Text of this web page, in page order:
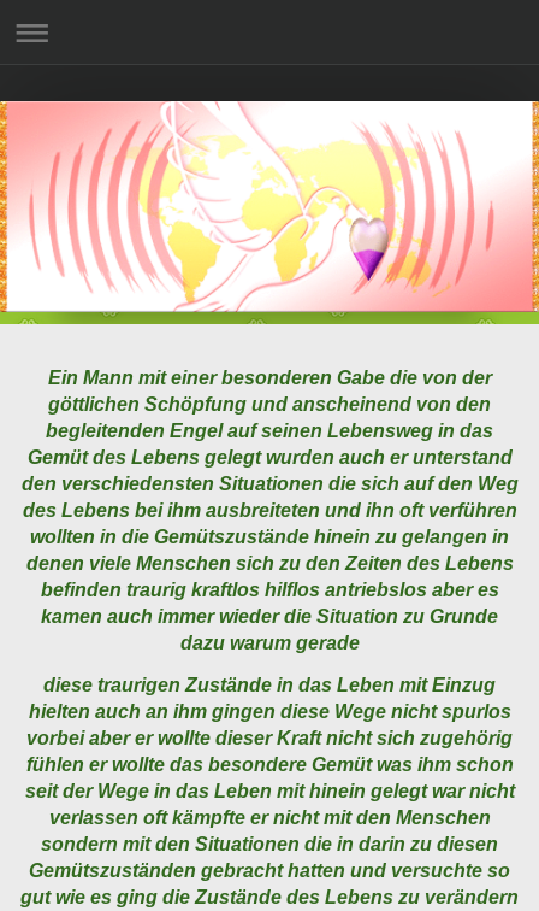
Ein Mann mit einer besonderen Gabe die von der
göttlichen Schöpfung und anscheinend von den
begleitenden Engel auf seinen Lebensweg in das
Gemüt des Lebens gelegt wurden auch er unterstand
den verschiedensten Situationen die sich auf den Weg
des Lebens bei ihm ausbreiteten und ihn oft verführen
wollten in die Gemütszustände hinein zu gelangen in
denen viele Menschen sich zu den Zeiten des Lebens
befinden traurig kraftlos hilflos antriebslos aber es
kamen auch immer wieder die Situation zu Grunde
dazu warum gerade
diese traurigen Zustände in das Leben mit Einzug
hielten auch an ihm gingen diese Wege nicht spurlos
vorbei aber er wollte dieser Kraft nicht sich zugehörig
fühlen er wollte das besondere Gemüt was ihm schon
seit der Wege in das Leben mit hinein gelegt war nicht
verlassen oft kämpfte er nicht mit den Menschen
sondern mit den Situationen die in darin zu diesen
Gemütszuständen gebracht hatten und versuchte so
gut wie es ging die Zustände des Lebens zu verändern